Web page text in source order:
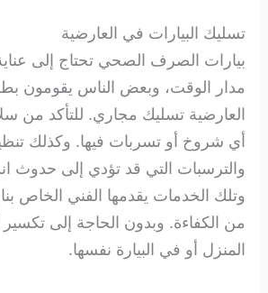
تسليك البيارات في العارضية
بيارات الصرف الصحي تحتاج إلى
مدار الوقت، وبعض الناس يقومون
العارضية تسليك مجاري. للتأكد من
أي شروخ أو تسربات فيها. وكذلك
والترسبات التي قد تؤدي إلى حدوث
وتلك الخدمات يقدمها الفني الخاص
من الكفاءة. وبدون الحاجة إلى
المنزل أو في البيارة نفسها.